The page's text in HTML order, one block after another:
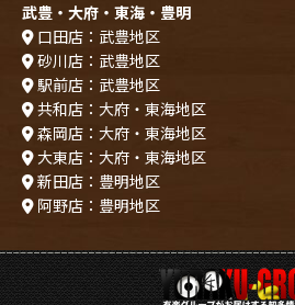
武豊・大府・東海・豊明
口田店：武豊地区
砂川店：武豊地区
駅前店：武豊地区
共和店：大府・東海地区
森岡店：大府・東海地区
大東店：大府・東海地区
新田店：豊明地区
阿野店：豊明地区